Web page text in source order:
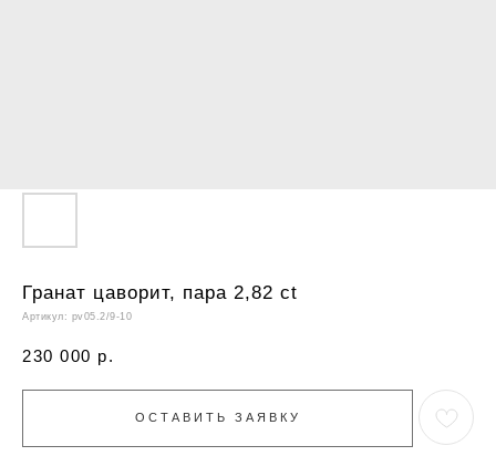
Гранат цаворит, пара 2,82 ct
Артикул: pv05.2/9-10
230 000 р.
ОСТАВИТЬ ЗАЯВКУ